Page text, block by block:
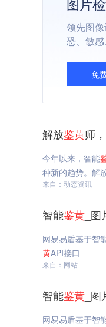
图片
领先图
恐、敏
免
解放鉴黄师
今年以来，智能
种新的趋势。解
来自：动态资讯
智能鉴黄 _
网易易盾基于智
黄API接口
来自：网站
智能鉴黄 _
网易易盾基于智